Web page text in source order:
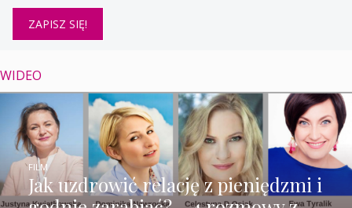
WIDEO
Jak uzdrowić relację z pieniędzmi i
FILM